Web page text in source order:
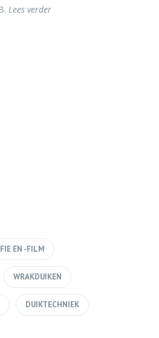
Lees verder
EN -FILM
WRAKDUIKEN
DUIKTECHNIEK